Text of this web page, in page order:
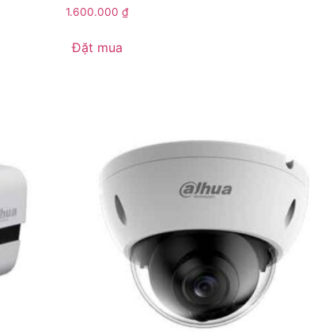
1.600.000 ₫
Đặt mua